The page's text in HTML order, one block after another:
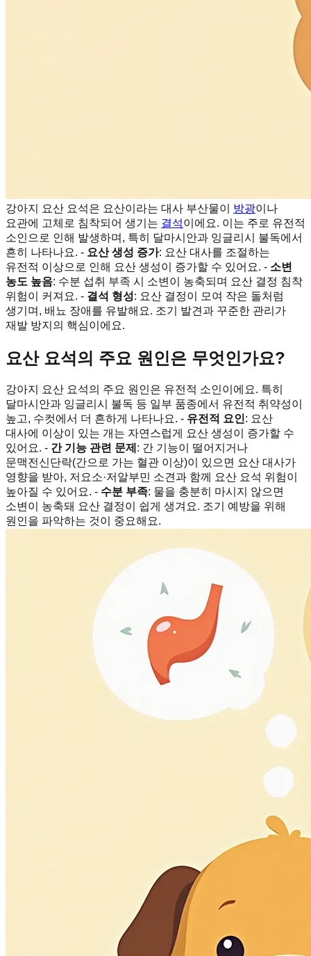
강아지 요산 요석은 요산이라는 대사 부산물이 방광이나
요관에 고체로 침착되어 생기는 결석이에요. 이는 주로 유전적
소인으로 인해 발생하며, 특히 달마시안과 잉글리시 불독에서
흔히 나타나요. - 요산 생성 증가: 요산 대사를 조절하는
유전적 이상으로 인해 요산 생성이 증가할 수 있어요. - 소변
농도 높음: 수분 섭취 부족 시 소변이 농축되며 요산 결정 침착
위험이 커져요. - 결석 형성: 요산 결정이 모여 작은 돌처럼
생기며, 배뇨 장애를 유발해요. 조기 발견과 꾸준한 관리가
재발 방지의 핵심이에요.
요산 요석의 주요 원인은 무엇인가요?
강아지 요산 요석의 주요 원인은 유전적 소인이에요. 특히
달마시안과 잉글리시 불독 등 일부 품종에서 유전적 취약성이
높고, 수컷에서 더 흔하게 나타나요. - 유전적 요인: 요산
대사에 이상이 있는 개는 자연스럽게 요산 생성이 증가할 수
있어요. - 간 기능 관련 문제 : 간 기능이 떨어지거나
문맥전신단락(간으로 가는 혈관 이상)이 있으면 요산 대사가
영향을 받아, 저요소·저알부민 소견과 함께 요산 요석 위험이
높아질 수 있어요. - 수분 부족: 물을 충분히 마시지 않으면
소변이 농축돼 요산 결정이 쉽게 생겨요. 조기 예방을 위해
원인을 파악하는 것이 중요해요.